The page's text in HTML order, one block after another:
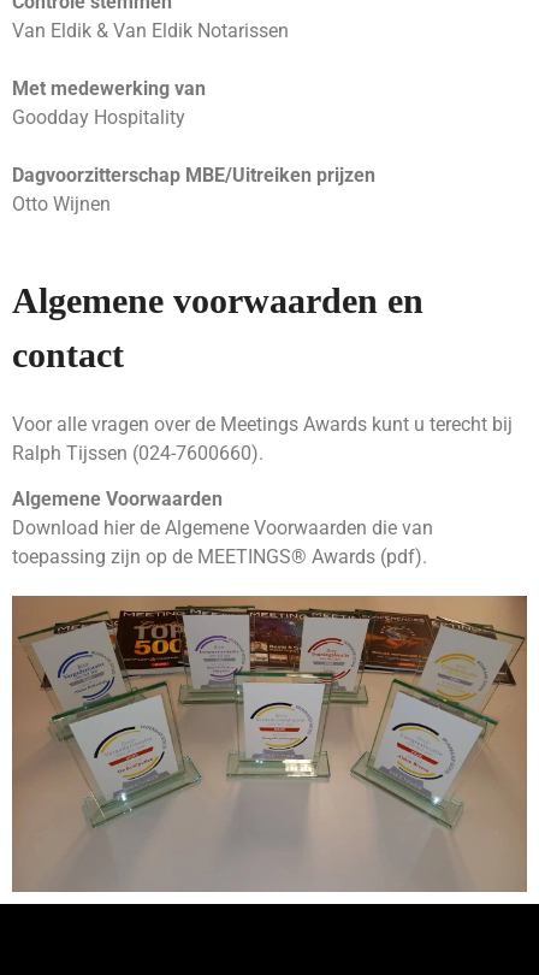
Van Eldik & Van Eldik Notarissen
Met medewerking van
Goodday Hospitality
Dagvoorzitterschap MBE/Uitreiken prijzen
Otto Wijnen
Algemene voorwaarden en
contact
Voor alle vragen over de Meetings Awards kunt u terecht bij
Ralph Tijssen (024-7600660).
Algemene Voorwaarden
Download hier de Algemene Voorwaarden die van
toepassing zijn op de MEETINGS® Awards (pdf).